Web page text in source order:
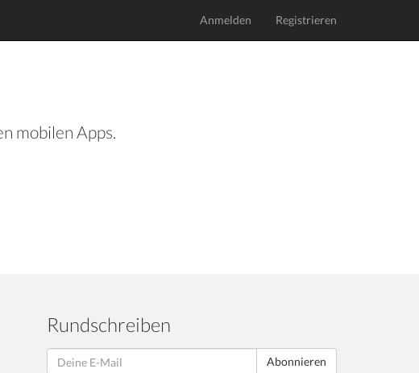
Anmelden Registrieren
mobilen Apps.
Rundschreiben
Abonnieren